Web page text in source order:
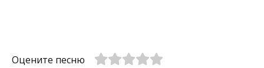
Оцените песню